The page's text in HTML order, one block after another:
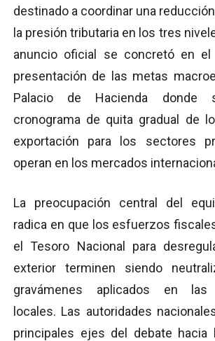
destinado a coordinar una
la presión tributaria en los tres
anuncio oficial se concretó en
presentación de las metas
Palacio de Hacienda donde
cronograma de quita gradual de
exportación para los sectores
operan en los mercados
La preocupación central del
radica en que los esfuerzos
el Tesoro Nacional para
exterior terminen siendo
gravámenes aplicados en las
locales. Las autoridades
principales ejes del debate hacia